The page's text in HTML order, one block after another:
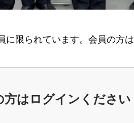
に限られています。会員の方
方はログインください